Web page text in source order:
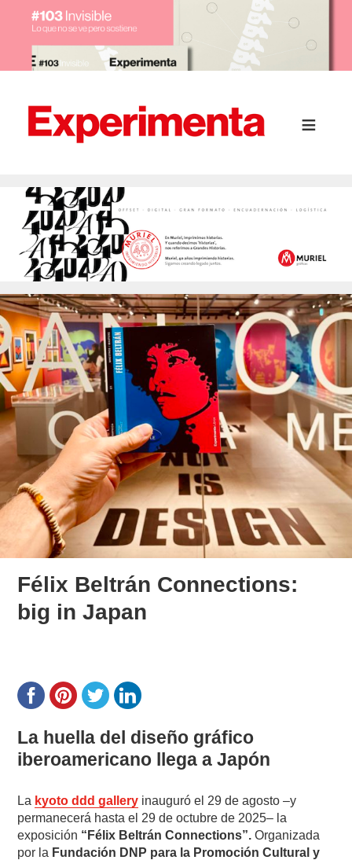
Félix Beltrán Connections:
big in Japan
La huella del diseño gráfico
iberoamericano llega a Japón
La kyoto ddd gallery inauguró el 29 de agosto –y
permanecerá hasta el 29 de octubre de 2025– la
exposición “Félix Beltrán Connections”.Organizada
por la Fundación DNP para la Promoción Cultural y